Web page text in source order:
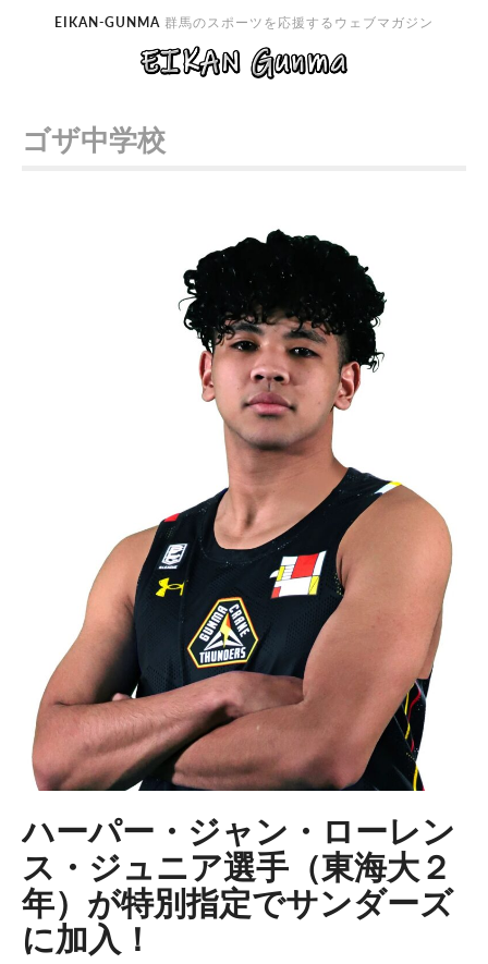
EIKAN-GUNMA 群馬のスポーツを応援するウェブマガジン
ゴザ中学校
ハーパー・ジャン・ローレン
ス・ジュニア選手（東海大２
年）が特別指定でサンダーズ
に加入！